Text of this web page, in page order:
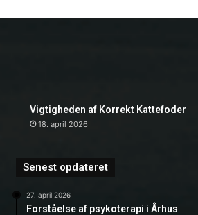
Vigtigheden af Korrekt Kattefoder
18. april 2026
Senest opdateret
27. april 2026
Forståelse af psykoterapi i Århus